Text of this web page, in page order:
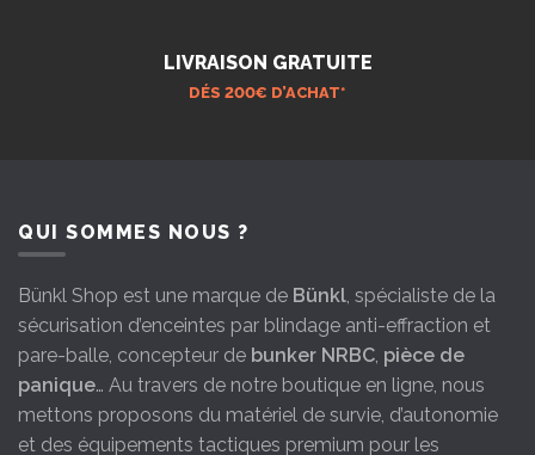
LIVRAISON GRATUITE
DÉS 200€ D’ACHAT*
QUI SOMMES NOUS ?
Bünkl Shop est une marque de Bünkl, spécialiste de la
sécurisation d’enceintes par blindage anti-effraction et
pare-balle, concepteur de bunker NRBC, pièce de
panique… Au travers de notre boutique en ligne, nous
mettons proposons du matériel de survie, d’autonomie
et des équipements tactiques premium pour les